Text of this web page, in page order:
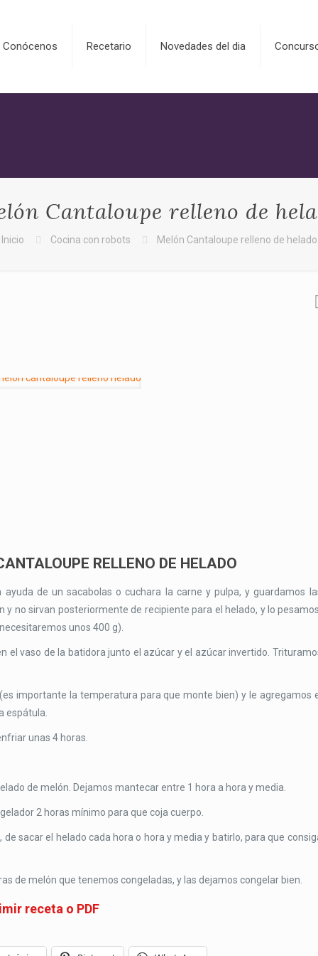
Conócenos Recetario Novedades del dia
Cantaloupe relleno de
Inicio Cocina con robots Melón Cantaloupe relleno de helado
RELLENO DE HELADO
de un sacabolas o cuchara la carne y pulpa, y guardamos
y no sirvan posteriormente de recipiente para el helado, y lo
unos 400 g).
el vaso de la batidora junto el azúcar y el azúcar invertido.
importante la temperatura para que monte bien) y le agregamos
espátula.
unas 4 horas.
de melón. Dejamos mantecar entre 1 hora a hora y media.
2 horas mínimo para que coja cuerpo.
sacar el helado cada hora o hora y media y batirlo, para que
de melón que tenemos congeladas, y las dejamos congelar bien.
receta o PDF